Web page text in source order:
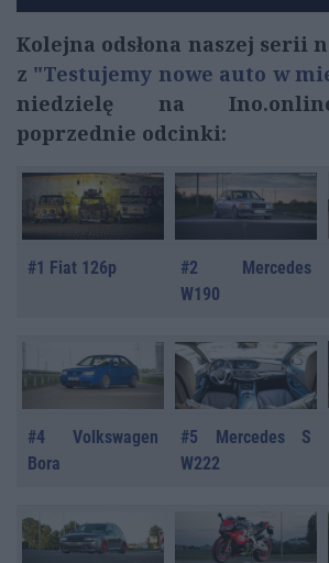
Kolejna odsłona naszej serii
z "Testujemy nowe auto w
niedzielę na
poprzednie odcinki:
#1 Fiat 126p
#2 Mercedes
W190
#4 Volkswagen
Bora
#5 Mercedes S
W222